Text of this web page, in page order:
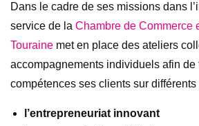
Dans le cadre de ses missions dans
service de la Chambre de Commerce
Touraine met en place des ateliers
accompagnements individuels afin de
compétences ses clients sur différents
l’entrepreneuriat innovant